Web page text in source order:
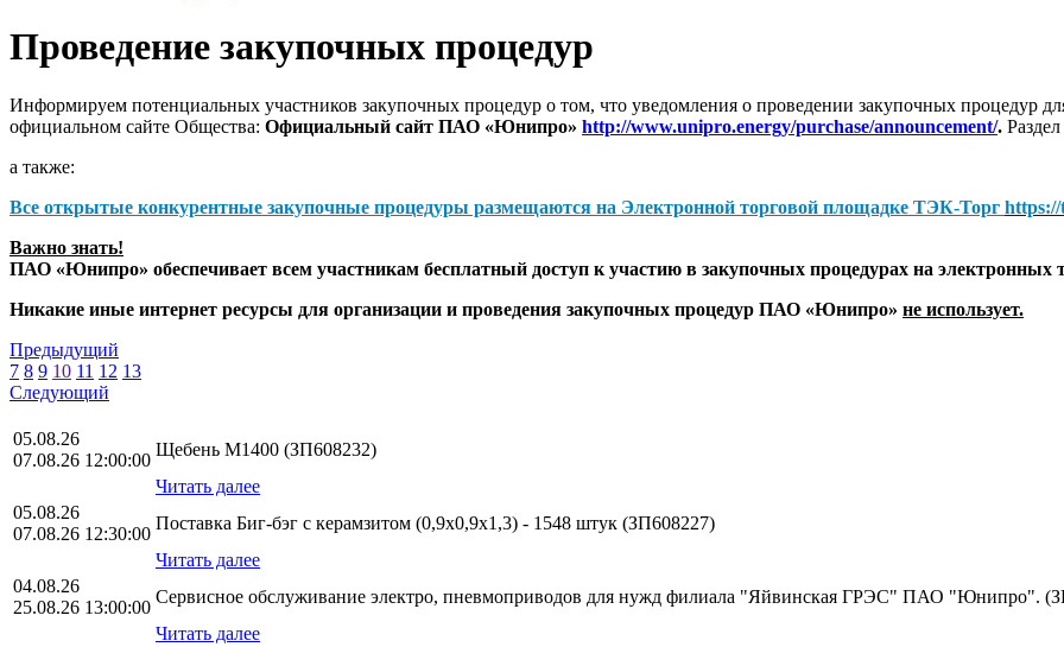
Проведение закупочных процедур
Информируем потенциальных участников закупочных процедур о том, что уведомления о проведении закупочных
официальном сайте Общества: Официальный сайт ПАО «Юнипро» http://www.unipro.energy/purchase/announcement/.
а также:
Все открытые конкурентные закупочные процедуры размещаются на Электронной торговой площадке ТЭК-Торг
Важно знать!
ПАО «Юнипро» обеспечивает всем участникам бесплатный доступ к участию в закупочных процедурах на электронных
Никакие иные интернет ресурсы для организации и проведения закупочных процедур ПАО «Юнипро» не использует.
Предыдущий
7 8 9 10 11 12 13
Следующий
05.08.26
07.08.26 12:00:00
Щебень М1400 (ЗП608232)
Читать далее
05.08.26
07.08.26 12:30:00
Поставка Биг-бэг с керамзитом (0,9х0,9х1,3) - 1548 штук (ЗП608227)
Читать далее
04.08.26
25.08.26 13:00:00
Сервисное обслуживание электро, пневмоприводов для нужд филиала "Яйвинская ГРЭС" ПАО "Юнипро".
Читать далее